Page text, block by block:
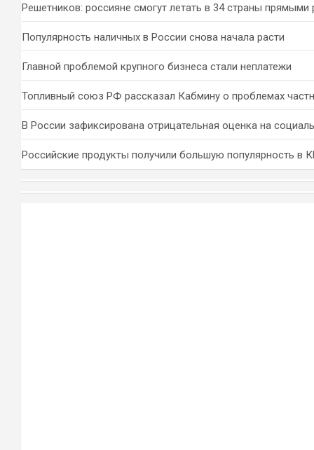
Решетников: россияне смогут летать в 34 страны прямыми
Популярность наличных в России снова начала расти
Главной проблемой крупного бизнеса стали неплатежи
Топливный союз РФ рассказал Кабмину о проблемах
В России зафиксирована отрицательная оценка на
Российские продукты получили большую популярность в